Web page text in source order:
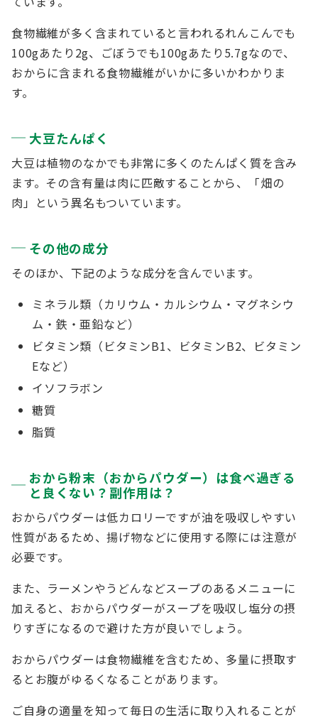
食物繊維が多く含まれていると言われるれんこんでも
100gあたり2g、ごぼうでも100gあたり5.7gなので、
おからに含まれる食物繊維がいかに多いかわかりま
す。
大豆たんぱく
大豆は植物のなかでも非常に多くのたんぱく質を含み
ます。その含有量は肉に匹敵することから、「畑の
肉」という異名もついています。
その他の成分
そのほか、下記のような成分を含んでいます。
ミネラル類（カリウム・カルシウム・マグネシウ
ム・鉄・亜鉛など）
ビタミン類（ビタミンB1、ビタミンB2、ビタミン
Eなど）
イソフラボン
糖質
脂質
おから粉末（おからパウダー）は食べ過ぎる
と良くない？副作用は？
おからパウダーは低カロリーですが油を吸収しやすい
性質があるため、揚げ物などに使用する際には注意が
必要です。
また、ラーメンやうどんなどスープのあるメニューに
加えると、おからパウダーがスープを吸収し塩分の摂
りすぎになるので避けた方が良いでしょう。
おからパウダーは食物繊維を含むため、多量に摂取す
るとお腹がゆるくなることがあります。
ご自身の適量を知って毎日の生活に取り入れることが